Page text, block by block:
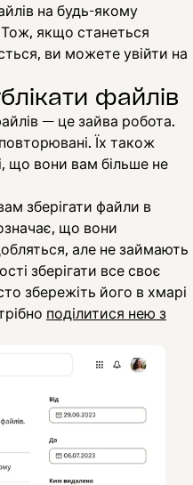
на будь-якому
Тож, якщо станеться
ви можете увійти на
файлів
— це зайва робота.
Їх також
що вони вам більше не
зберігати файли в
що вони
але не займають
зберігати все своє
збережіть його в хмарі
поділитися нею з